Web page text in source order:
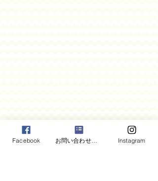
Facebook お問い合わせフォーム Instagram